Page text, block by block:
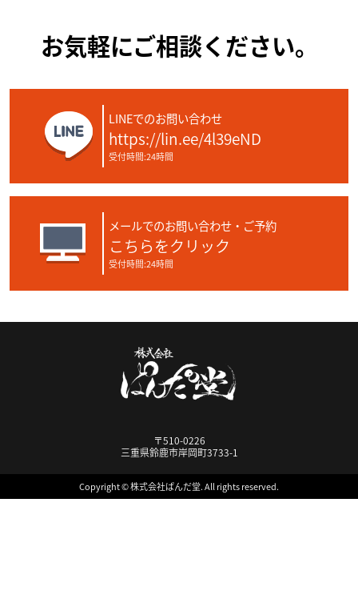
お気軽にご相談ください。
LINEでのお問い合わせ
https://lin.ee/4l39eND
受付時間:24時間
メールでのお問い合わせ・ご予約
こちらをクリック
受付時間:24時間
〒510-0226
三重県鈴鹿市岸岡町3733-1
Copyright © 株式会社ぱんだ堂. All rights reserved.